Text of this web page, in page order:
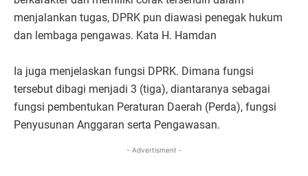
menjalankan tugas, DPRK pun diawasi penegak hukum
dan lembaga pengawas. Kata H. Hamdan
Ia juga menjelaskan fungsi DPRK. Dimana fungsi
tersebut dibagi menjadi 3 (tiga), diantaranya sebagai
fungsi pembentukan Peraturan Daerah (Perda), fungsi
Penyusunan Anggaran serta Pengawasan.
- Advertisment -